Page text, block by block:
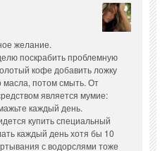
желание.
поскрабить проблемную
кофе добавить ложку
масла, потом смыть. От
является мумие:
каждый день.
купить специальный
каждый день хотя бы 10
с водорслями тоже